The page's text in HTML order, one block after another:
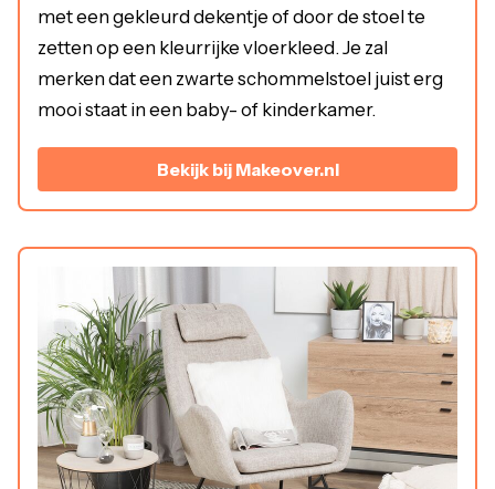
met een gekleurd dekentje of door de stoel te
zetten op een kleurrijke vloerkleed. Je zal
merken dat een zwarte schommelstoel juist erg
mooi staat in een baby- of kinderkamer.
Bekijk bij Makeover.nl